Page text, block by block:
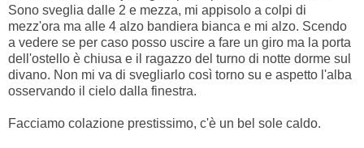
Sono sveglia dalle 2 e mezza, mi appisolo a colpi di
mezz'ora ma alle 4 alzo bandiera bianca e mi alzo. Scendo
a vedere se per caso posso uscire a fare un giro ma la porta
dell'ostello è chiusa e il ragazzo del turno di notte dorme sul
divano. Non mi va di svegliarlo così torno su e aspetto l'alba
osservando il cielo dalla finestra.
Facciamo colazione prestissimo, c'è un bel sole caldo.